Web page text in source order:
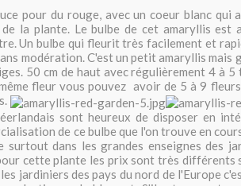
pour du rouge, avec un coeur blanc qui
de la plante. Le bulbe de cet amaryllis est
Un bulbe qui fleurit très facilement et
modération. C'est un petit amaryllis mais
50 cm de haut avec régulièrement 4 à 5
fleur vous pouvez avoir de 5 à 9
sont heureux de disposer en
de ce bulbe que l'on trouve en
surtout dans les grandes enseignes des
cette plante les prix sont très différents
jardiniers des pays du nord de l'Europe